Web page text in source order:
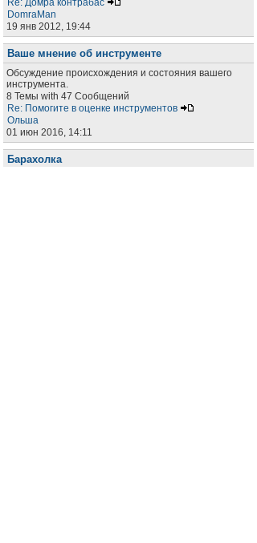
Re: Домра контрабас
DomraMan
19 янв 2012, 19:44
Ваше мнение об инструменте
Обсуждение происхождения и состояния вашего
инструмента.
8 Темы with 47 Сообщений
Re: Помогите в оценке инструментов
Ольша
01 июн 2016, 14:11
Барахолка